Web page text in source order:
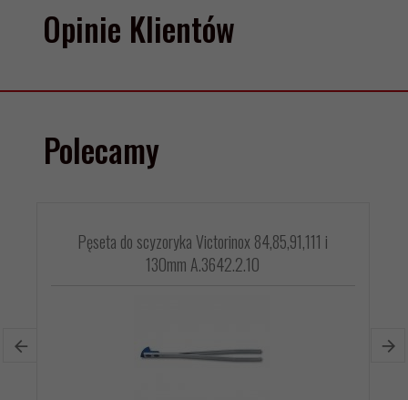
Opinie Klientów
Polecamy
Pęseta do scyzoryka Victorinox 84,85,91,111 i
130mm A.3642.2.10